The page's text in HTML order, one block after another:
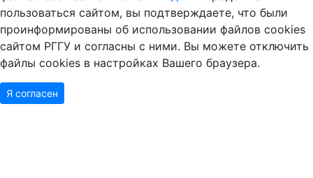
пользоваться сайтом, вы подтверждаете, что были
проинформированы об использовании файлов cookies
сайтом РГГУ и согласны с ними. Вы можете отключить
файлы cookies в настройках Вашего браузера.
Я согласен